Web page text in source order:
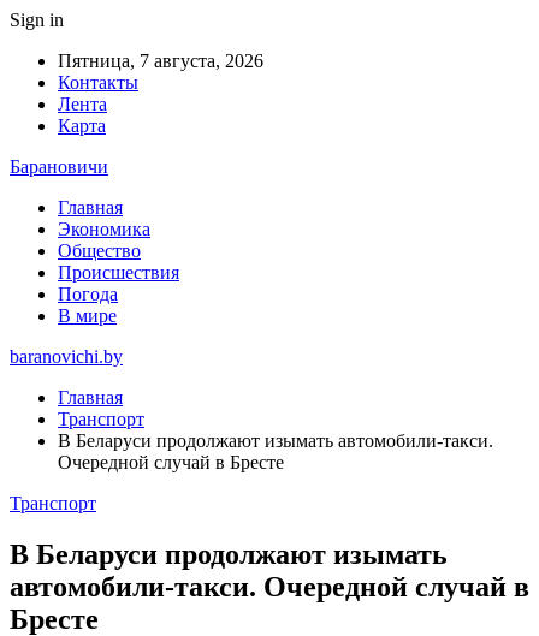
Sign in
Пятница, 7 августа, 2026
Контакты
Лента
Карта
Барановичи
Главная
Экономика
Общество
Происшествия
Погода
В мире
baranovichi.by
Главная
Транспорт
В Беларуси продолжают изымать автомобили-такси.
Очередной случай в Бресте
Транспорт
В Беларуси продолжают изымать
автомобили-такси. Очередной случай в
Бресте